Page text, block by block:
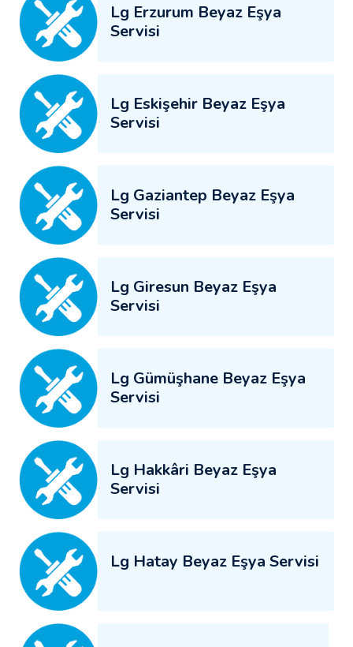
Lg Erzurum Beyaz Eşya
Servisi
Lg Eskişehir Beyaz Eşya
Servisi
Lg Gaziantep Beyaz Eşya
Servisi
Lg Giresun Beyaz Eşya
Servisi
Lg Gümüşhane Beyaz Eşya
Servisi
Lg Hakkâri Beyaz Eşya
Servisi
Lg Hatay Beyaz Eşya Servisi